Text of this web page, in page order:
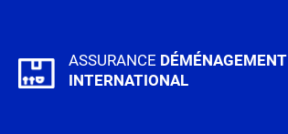
ASSURANCE DÉMÉNAGEMENT
INTERNATIONAL